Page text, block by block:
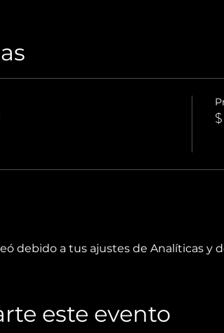
debido a tus ajustes de Analíticas y
este evento